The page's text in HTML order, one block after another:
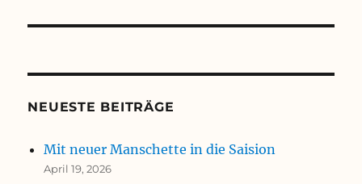
NEUESTE BEITRÄGE
Mit neuer Manschette in die Saision
April 19, 2026